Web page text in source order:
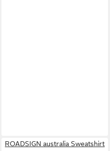
ROADSIGN australia Sweatshirt